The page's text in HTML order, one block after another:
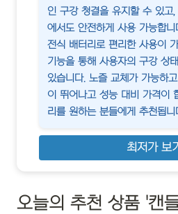
인 구강 청결을 유지할 수 있고
에서도 안전하게 사용 가능합
전식 배터리로 편리한 사용이
기능을 통해 사용자의 구강 상
있습니다. 노즐 교체가 가능하
이 뛰어나고 성능 대비 가격이
리를 원하는 분들에게 추천됩니
최저가 보기
오늘의 추천 상품 '캔